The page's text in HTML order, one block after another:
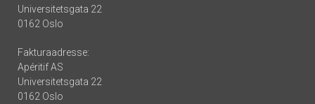
Universitetsgata 22
0162 Oslo
Fakturaadresse:
Apéritif AS
Universitetsgata 22
0162 Oslo